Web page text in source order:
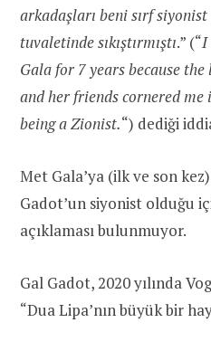
arkadaşları beni sırf
tuvaletinde sıkıştırmıştı.” (“I
Gala for 7 years because
and her friends cornered
being a Zionist.“) dediği
Met Gala’ya (ilk ve son
Gadot’un siyonist olduğu
açıklaması bulunmuyor.
Gal Gadot, 2020 yılında
“Dua Lipa’nın büyük bir